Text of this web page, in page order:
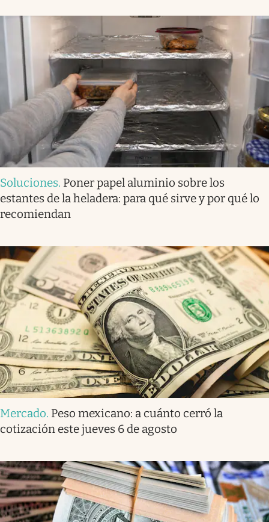
Soluciones. Poner papel aluminio sobre los
estantes de la heladera: para qué sirve y por qué lo
recomiendan
Mercado. Peso mexicano: a cuánto cerró la
cotización este jueves 6 de agosto